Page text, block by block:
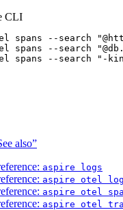
CLI
spans --search "
spans --search "
spans --search " -
also”
aspire logs
aspire otel
aspire otel
aspire otel